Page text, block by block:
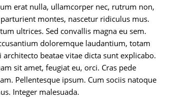
erat nulla, ullamcorper nec, rutrum non,
montes, nascetur ridiculus mus.
ultrices. Sed convallis magna eu sem.
doloremque laudantium, totam
beatae vitae dicta sunt explicabo.
sit amet, feugiat eu, orci. Cras pede
Pellentesque ipsum. Cum sociis natoque
Integer malesuada.